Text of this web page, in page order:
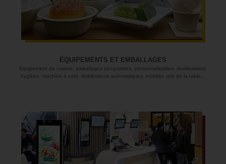
ÉQUIPEMENTS ET EMBALLAGES
Equipement de cuisine, emballages (recyclables, personnalisables, réutilisables),
hygiène, machine à café, distributeurs automatiques, mobilier, arts de la table…